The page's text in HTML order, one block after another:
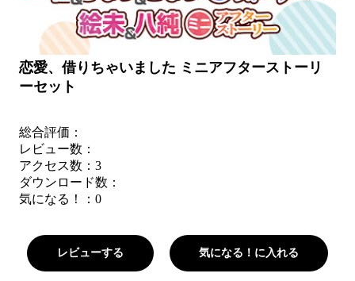
恋愛、借りちゃいました ミニアフターストーリ
ーセット
総合評価：
レビュー数：
アクセス数：3
ダウンロード数：
気になる！： 0
レビューする 気になる！に入れる